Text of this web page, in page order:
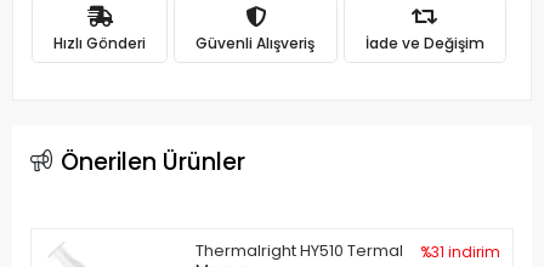
Hızlı Gönderi Güvenli Alışveriş İade ve Değişim
Önerilen Ürünler
Thermalright HY510 Termal
%31 indirim